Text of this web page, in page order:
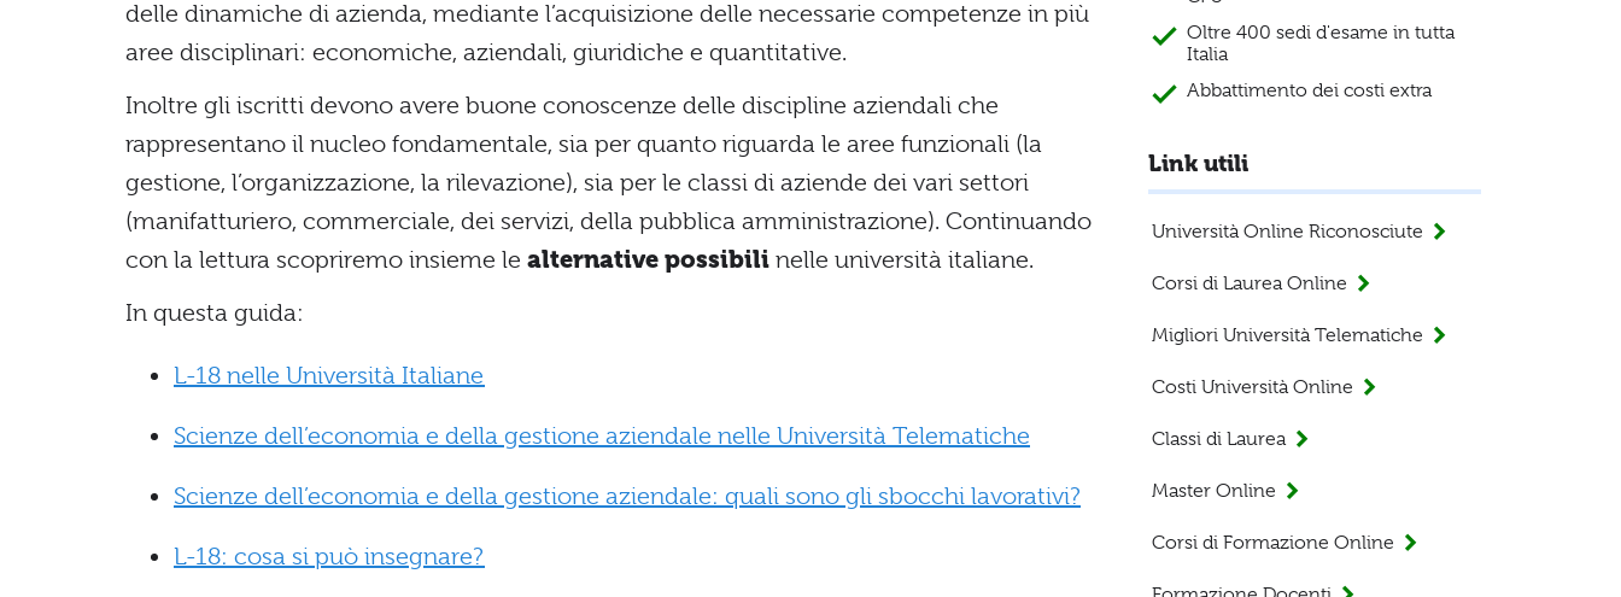
delle dinamiche di azienda, mediante l’acquisizione delle necessarie competenze in più
aree disciplinari: economiche, aziendali, giuridiche e quantitative.
Inoltre gli iscritti devono avere buone conoscenze delle discipline aziendali che
rappresentano il nucleo fondamentale, sia per quanto riguarda le aree funzionali (la
gestione, l’organizzazione, la rilevazione), sia per le classi di aziende dei vari settori
(manifatturiero, commerciale, dei servizi, della pubblica amministrazione). Continuando
con la lettura scopriremo insieme le alternative possibili nelle università italiane.
In questa guida:
L-18 nelle Università Italiane
Scienze dell’economia e della gestione aziendale nelle Università Telematiche
Scienze dell’economia e della gestione aziendale: quali sono gli sbocchi lavorativi?
L-18: cosa si può insegnare?
Oltre 400 sedi d'esame in tutta
Italia
Abbattimento dei costi extra
Link utili
Università Online Riconosciute
Corsi di Laurea Online
Migliori Università Telematiche
Costi Università Online
Classi di Laurea
Master Online
Corsi di Formazione Online